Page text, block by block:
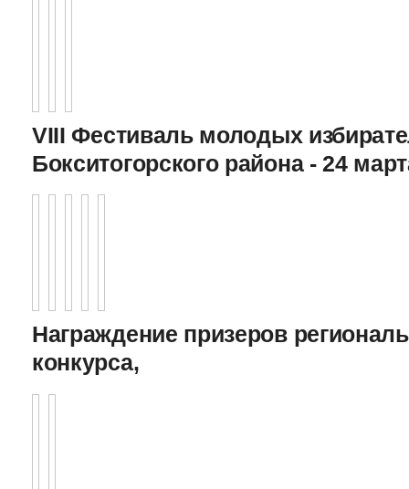
VIII Фестиваль молодых
Бокситогорского района - 24
Награждение призеров
конкурса,